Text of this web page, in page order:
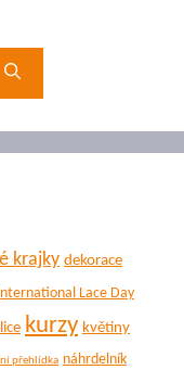
krajky dekorace
International Lace Day
kurzy květiny
přehlídka náhrdelník